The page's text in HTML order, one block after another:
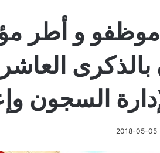
موظفو و أطر
بالذكرى
السجون
2018-05-05